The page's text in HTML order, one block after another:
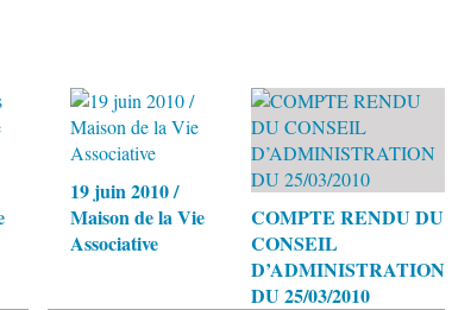
19 juin 2010 /
Maison de la Vie
Associative
COMPTE RENDU DU
CONSEIL
D’ADMINISTRATION
DU 25/03/2010